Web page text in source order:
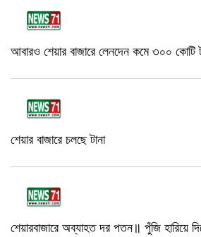
আবারও শেয়ার বাজারে লেনদেন কমে ৩০০ কোটি
শেয়ার বাজারে চলছে টানা
শেয়ারবাজারে অব্যাহত দর পতন॥ পুঁজি হারিয়ে